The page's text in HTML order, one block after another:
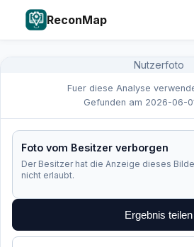
ReconMap
Nutzerfoto
Fuer diese Analyse
Gefunden am 2026-06-
Foto vom Besitzer verborgen
Der Besitzer hat die Anzeige dieses
nicht erlaubt.
Ergebnis teilen